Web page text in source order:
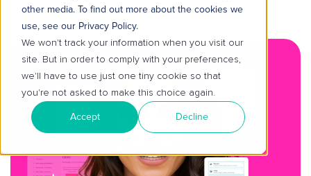
other media. To find out more about the cookies we
use, see our Privacy Policy.
We won't track your information when you visit our
site. But in order to comply with your preferences,
we'll have to use just one tiny cookie so that
you're not asked to make this choice again.
Accept Decline